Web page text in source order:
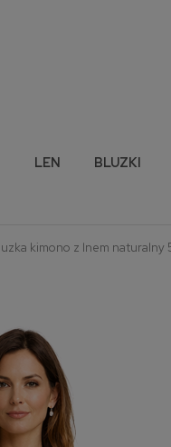
LEN BLUZKI
kimono z lnem naturalny